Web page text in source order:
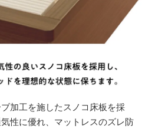
加工を施したスノコ床板を採
性に優れ、マットレスのズレ防